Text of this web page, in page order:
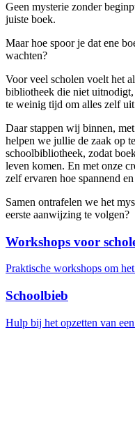
Geen mysterie zonder
juiste boek.
Maar hoe spoor je dat ene
wachten?
Voor veel scholen voelt het
bibliotheek die niet
te weinig tijd om alles zelf
Daar stappen wij binnen,
helpen we jullie de zaak op
schoolbibliotheek, zodat
leven komen. En met onze
zelf ervaren hoe spannend
Samen ontrafelen we het
eerste aanwijzing te volgen?
Workshops voor
Praktische workshops om
Schoolbieb
Hulp bij het opzetten van